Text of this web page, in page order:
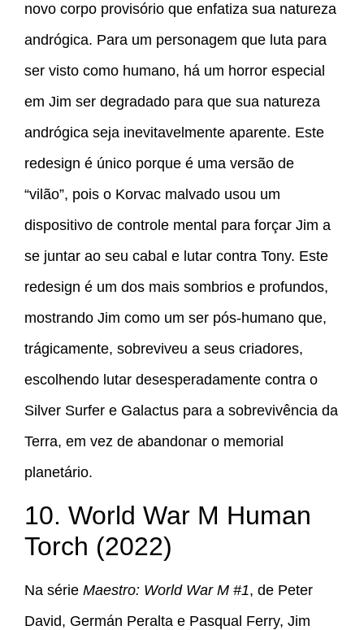
novo corpo provisório que enfatiza sua natureza
andrógica. Para um personagem que luta para
ser visto como humano, há um horror especial
em Jim ser degradado para que sua natureza
andrógica seja inevitavelmente aparente. Este
redesign é único porque é uma versão de
“vilão”, pois o Korvac malvado usou um
dispositivo de controle mental para forçar Jim a
se juntar ao seu cabal e lutar contra Tony. Este
redesign é um dos mais sombrios e profundos,
mostrando Jim como um ser pós-humano que,
trágicamente, sobreviveu a seus criadores,
escolhendo lutar desesperadamente contra o
Silver Surfer e Galactus para a sobrevivência da
Terra, em vez de abandonar o memorial
planetário.
10. World War M Human
Torch (2022)
Na série Maestro: World War M #1, de Peter
David, Germán Peralta e Pasqual Ferry, Jim